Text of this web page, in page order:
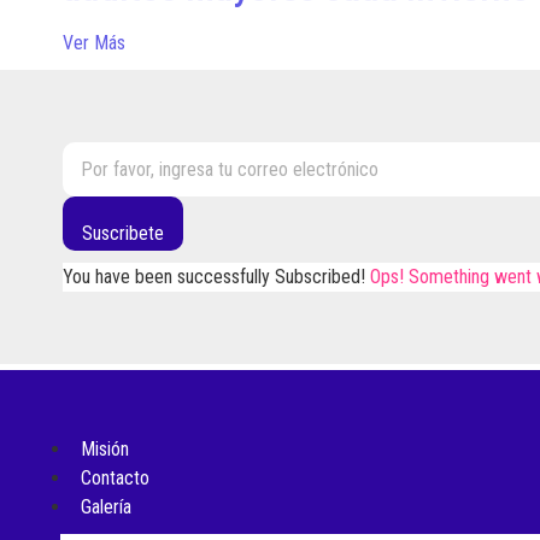
Ver Más
Suscribete
You have been successfully Subscribed! Ops! Something went
Misión
Contacto
Galería